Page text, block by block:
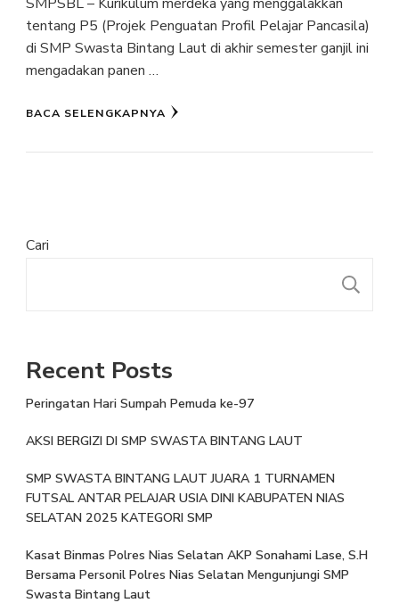
tentang P5 (Projek Penguatan Profil Pelajar Pancasila)
di SMP Swasta Bintang Laut di akhir semester ganjil ini
mengadakan panen …
BACA SELENGKAPNYA
Cari
Recent Posts
Peringatan Hari Sumpah Pemuda ke-97
AKSI BERGIZI DI SMP SWASTA BINTANG LAUT
SMP SWASTA BINTANG LAUT JUARA 1 TURNAMEN
FUTSAL ANTAR PELAJAR USIA DINI KABUPATEN NIAS
SELATAN 2025 KATEGORI SMP
Kasat Binmas Polres Nias Selatan AKP Sonahami Lase, S.H
Bersama Personil Polres Nias Selatan Mengunjungi SMP
Swasta Bintang Laut